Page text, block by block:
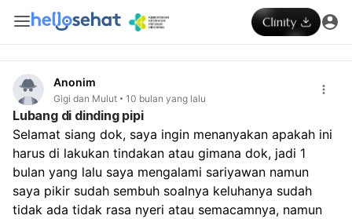
Anonim
Gigi dan Mulut 10 bulan yang lalu
Lubang di dinding pipi
Selamat siang dok, saya ingin menanyakan apakah ini
harus di lakukan tindakan atau gimana dok, jadi 1
bulan yang lalu saya mengalami sariyawan namun
saya pikir sudah sembuh soalnya keluhanya sudah
tidak ada tidak rasa nyeri atau semacamnya, namun